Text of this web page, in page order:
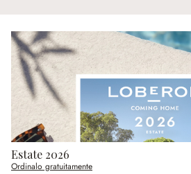
Estate 2026
Ordinalo gratuitamente